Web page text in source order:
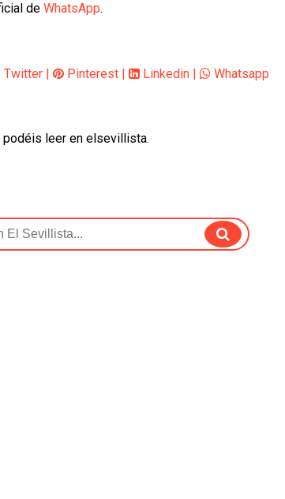
de WhatsApp.
Twitter | Pinterest | Linkedin | Whatsapp
leer en elsevillista.